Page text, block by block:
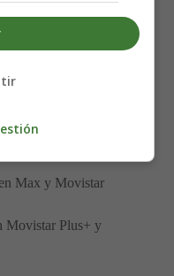
en Movistar
en Filmin desde el 5 de
Max y Movistar
Movistar Plus+ y